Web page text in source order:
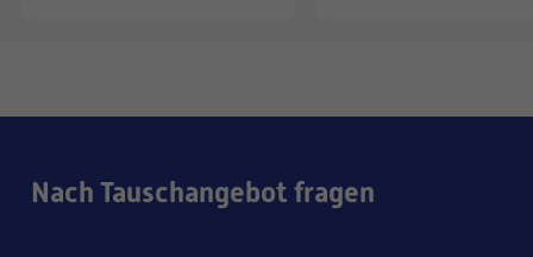
Nach Tauschangebot fragen